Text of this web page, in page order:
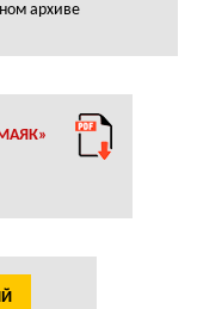
архиве